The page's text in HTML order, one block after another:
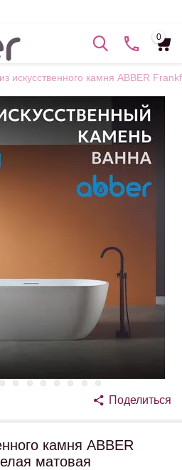
0
искусственного камня ABBER
Поделиться
камня ABBER
матовая